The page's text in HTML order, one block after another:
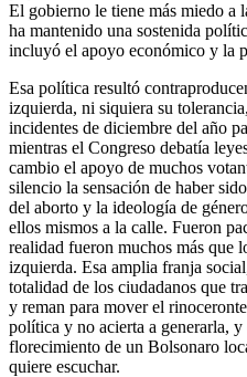
El gobierno le tiene más miedo a
ha mantenido una sostenida
incluyó el apoyo económico y la
Esa política resultó
izquierda, ni siquiera su
incidentes de diciembre del año
mientras el Congreso debatía
cambio el apoyo de muchos
silencio la sensación de haber
del aborto y la ideología de
ellos mismos a la calle. Fueron
realidad fueron muchos más que
izquierda. Esa amplia franja
totalidad de los ciudadanos que
y reman para mover el
política y no acierta a generarla,
florecimiento de un Bolsonaro
quiere escuchar.